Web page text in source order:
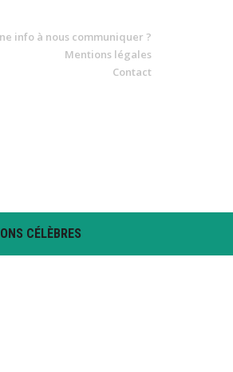
info à nous communiquer ?
Mentions légales
Contact
CÉLÈBRES